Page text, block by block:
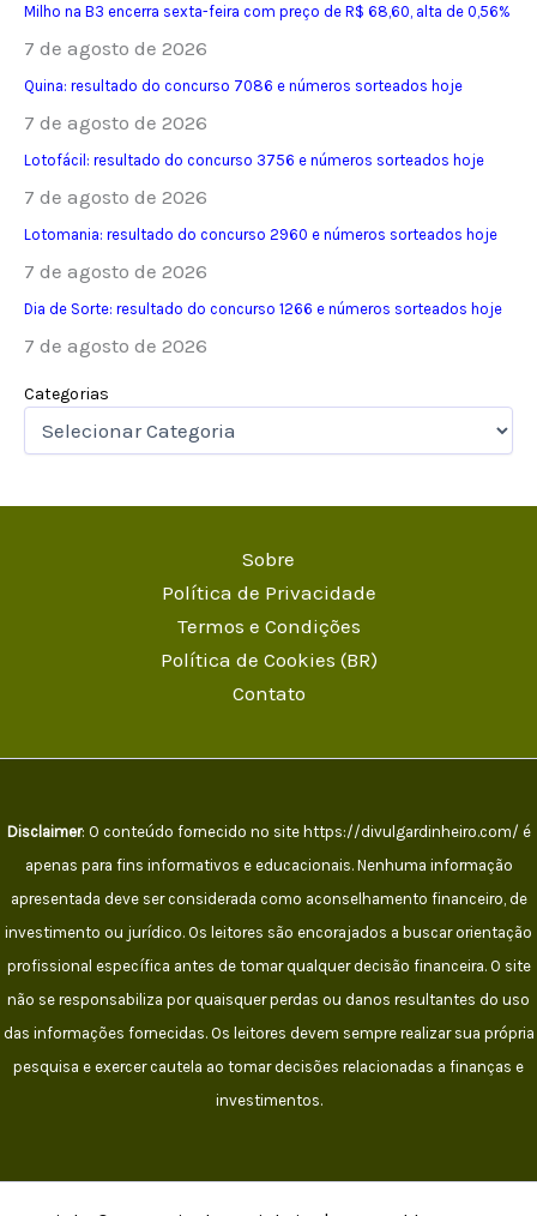
Milho na B3 encerra sexta-feira com preço de R$ 68,60, alta de 0,56%
7 de agosto de 2026
Quina: resultado do concurso 7086 e números sorteados hoje
7 de agosto de 2026
Lotofácil: resultado do concurso 3756 e números sorteados hoje
7 de agosto de 2026
Lotomania: resultado do concurso 2960 e números sorteados hoje
7 de agosto de 2026
Dia de Sorte: resultado do concurso 1266 e números sorteados hoje
7 de agosto de 2026
Categorias
Sobre
Política de Privacidade
Termos e Condições
Política de Cookies (BR)
Contato
Disclaimer: O conteúdo fornecido no site https://divulgardinheiro.com/ é
apenas para fins informativos e educacionais. Nenhuma informação
apresentada deve ser considerada como aconselhamento financeiro, de
investimento ou jurídico. Os leitores são encorajados a buscar orientação
profissional específica antes de tomar qualquer decisão financeira. O site
não se responsabiliza por quaisquer perdas ou danos resultantes do uso
das informações fornecidas. Os leitores devem sempre realizar sua própria
pesquisa e exercer cautela ao tomar decisões relacionadas a finanças e
investimentos.